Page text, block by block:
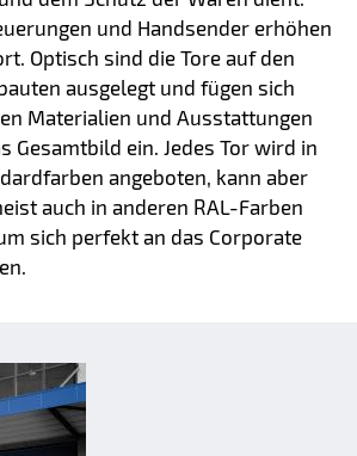
und Handsender erhöhen
Optisch sind die Tore auf den
ausgelegt und fügen sich
Materialien und Ausstattungen
Gesamtbild ein. Jedes Tor wird in
angeboten, kann aber
auch in anderen RAL-Farben
sich perfekt an das Corporate